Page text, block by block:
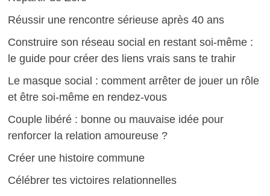
Réussir une rencontre sérieuse après 40 ans
Construire son réseau social en restant soi-même :
le guide pour créer des liens vrais sans te trahir
Le masque social : comment arrêter de jouer un rôle
et être soi-même en rendez-vous
Couple libéré : bonne ou mauvaise idée pour
renforcer la relation amoureuse ?
Créer une histoire commune
Célébrer tes victoires relationnelles